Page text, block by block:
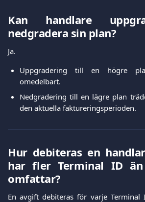
Kan handlare
nedgradera sin plan?
Ja.
Uppgradering till en högre
omedelbart.
Nedgradering till en lägre plan
den aktuella faktureringsperioden.
Hur debiteras en
har fler Terminal ID
omfattar?
En avgift debiteras för varje Terminal